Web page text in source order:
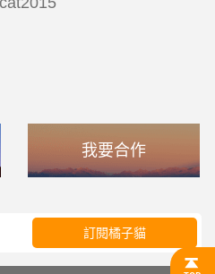
我要合作
訂閱橘子貓